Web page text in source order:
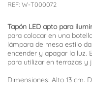
REF: W-T000072
Tapón LED apto para
para colocar en una
lámpara de mesa estilo
encender y apagar la luz.
para utilizar en terrazas y
Dimensiones: Alto 13 cm.